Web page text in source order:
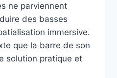
ne parviennent
des basses
immersive.
que la barre de son
solution pratique et